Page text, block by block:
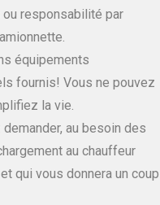
responsabilité par
équipements
fournis! Vous ne pouvez
la vie.
au besoin des
au chauffeur
qui vous donnera un coup